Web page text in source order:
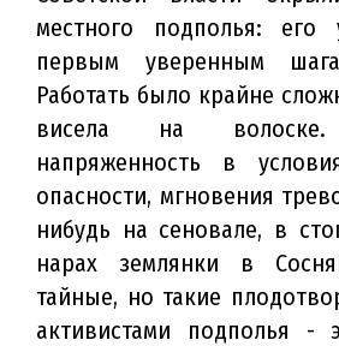
местного подполья:
первым уверенным
Работать было крайне
висела на волоске.
напряженность в
опасности, мгновения
нибудь на сеновале, в
нарах землянки в
тайные, но такие
активистами подполья -